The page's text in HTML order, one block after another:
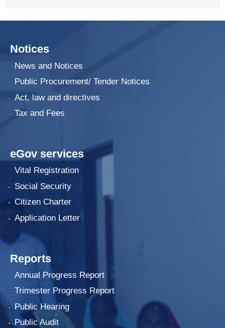
Notices
News and Notices
Public Procurement/ Tender Notices
Act, law and directives
Tax and Fees
eGov services
Vital Registration
Social Security
Citizen Charter
Application Letter
Reports
Annual Progress Report
Trimester Progress Report
Public Hearing
Public Audit